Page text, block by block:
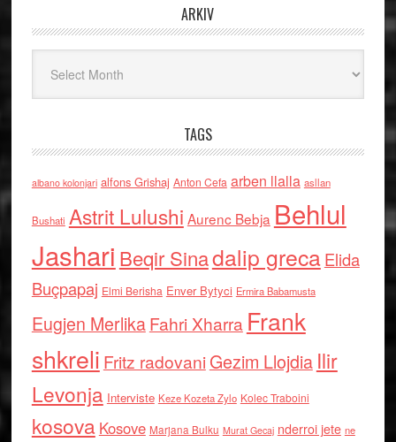
ARKIV
TAGS
albano kolonjari alfons Grishaj Anton Cefa arben llalla asllan
Bushati Astrit Lulushi Aurenc Bebja Behlul
Jashari Beqir Sinadalip grecaElida
Buçpapaj Elmi Berisha Enver Bytyci Ermira Babamusta
Eugjen MerlikaFahri Xharra Frank
shkreli Fritz radovaniGezim Llojdia Ilir
Levonja Interviste Keze Kozeta Zylo Kolec Traboini
kosova Kosove Marjana Bulku Murat Gecaj nderroi jete ne